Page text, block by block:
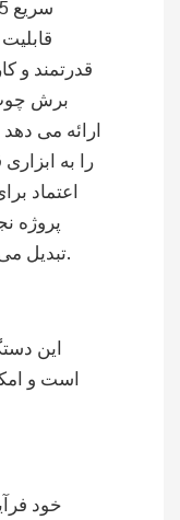
قدرتمند و
برش
ارائه می
را به ابزاری
اعتماد
پروژه
تبدیل می کند.
این
است و